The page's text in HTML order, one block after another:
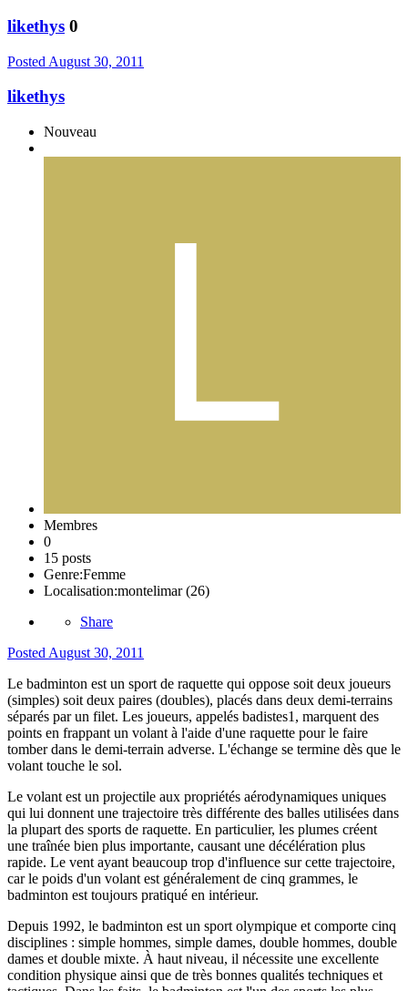
likethys 0
Posted August 30, 2011
likethys
Nouveau
Membres
0
15 posts
Genre:Femme
Localisation:montelimar (26)
Share
Posted August 30, 2011
Le badminton est un sport de raquette qui oppose soit deux joueurs
(simples) soit deux paires (doubles), placés dans deux demi-terrains
séparés par un filet. Les joueurs, appelés badistes1, marquent des
points en frappant un volant à l'aide d'une raquette pour le faire
tomber dans le demi-terrain adverse. L'échange se termine dès que le
volant touche le sol.
Le volant est un projectile aux propriétés aérodynamiques uniques
qui lui donnent une trajectoire très différente des balles utilisées dans
la plupart des sports de raquette. En particulier, les plumes créent
une traînée bien plus importante, causant une décélération plus
rapide. Le vent ayant beaucoup trop d'influence sur cette trajectoire,
car le poids d'un volant est généralement de cinq grammes, le
badminton est toujours pratiqué en intérieur.
Depuis 1992, le badminton est un sport olympique et comporte cinq
disciplines : simple hommes, simple dames, double hommes, double
dames et double mixte. À haut niveau, il nécessite une excellente
condition physique ainsi que de très bonnes qualités techniques et